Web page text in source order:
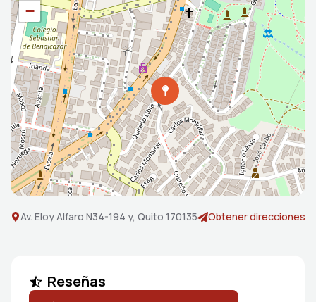
−
Av. Eloy Alfaro N34-194 y, Quito 170135 Obtener direcciones
Reseñas